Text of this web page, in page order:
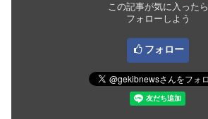
この記事が気に入ったら
フォローしよう
フォロー